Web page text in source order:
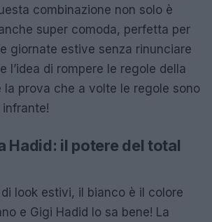
combinazione non solo è
super comoda, perfetta per
giornate estive senza rinunciare
l’idea di rompere le regole della
la prova che a volte le regole sono
Hadid: il potere del total
look estivi, il bianco è il colore
e Gigi Hadid lo sa bene! La